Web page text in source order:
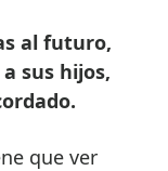
al futuro,
sus hijos,
que ver